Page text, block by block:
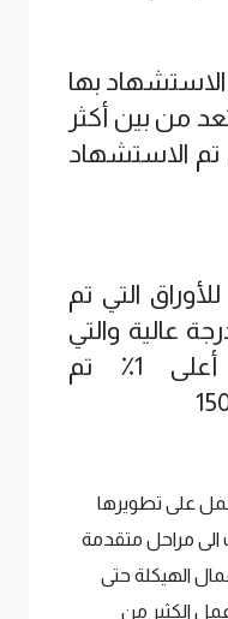
الاستشهاد بها
من بين أكثر
تم الاستشهاد
التي تم
عالية والتي
تعد من بين أعلى 1٪ تم
على تطويرها
مراحل متقدمة
الهيكلة حتى
الكثير من